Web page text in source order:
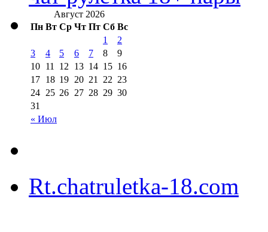
Август 2026
Пн Вт Ср Чт Пт Сб Вс
« Июл
1
2
3
4 5 6 7 8
9
10 11 12 13 14 15 16
17 18 19 20 21 22 23
24 25 26 27 28 29 30
31
Rt.chatruletka-18.com